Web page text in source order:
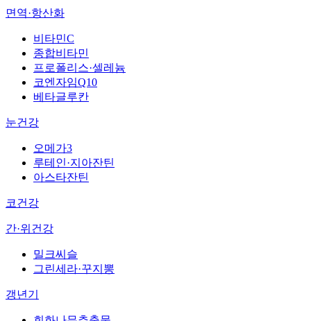
면역·항산화
비타민C
종합비타민
프로폴리스·셀레늄
코엔자임Q10
베타글루칸
눈건강
오메가3
루테인·지아잔틴
아스타잔틴
코건강
간·위건강
밀크씨슬
그린세라·꾸지뽕
갱년기